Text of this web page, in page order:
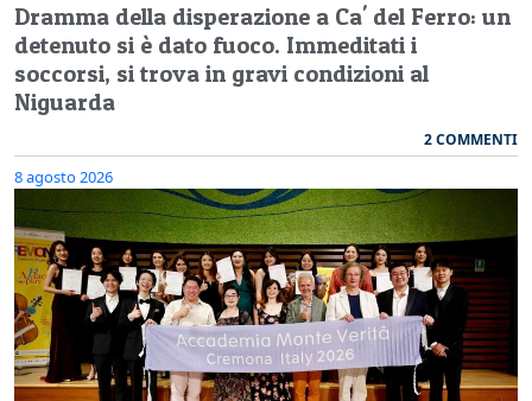
Dramma della disperazione a Ca' del Ferro: un
detenuto si è dato fuoco. Immeditati i
soccorsi, si trova in gravi condizioni al
Niguarda
2 COMMENTI
8 agosto 2026